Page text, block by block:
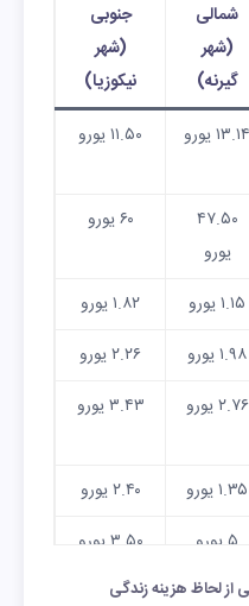
شمالی
(شهر
گیرنه)
جنوبی
(شهر
نیکوزیا)
۱۳.۱۴ یورو ۱۱.۵۰ یورو
۴۷.۵۰
یورو
۶۰ یورو
۱.۱۵ یورو
۱.۸۲ یورو
۱.۹۸ یورو
۲.۲۶ یورو
۲.۷۶ یورو ۳.۴۳ یورو
۱.۳۵ یورو
۲.۴۰ یورو
۵ یورو
۳.۵۰ یورو
۱۷۵ یورو
۱۸۷.۳۰
لحاظ هزینه زندگی